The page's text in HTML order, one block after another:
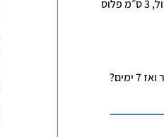
נוטה לחום יום אחד מופיע ויום אחד לא, אז הכתמים לא סדירים הגודל לא גדול, 3 ס״מ פלוס